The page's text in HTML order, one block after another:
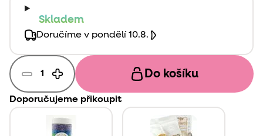
Skladem
Doručíme v pondělí 10.8.
Do košíku
Doporučujeme přikoupit